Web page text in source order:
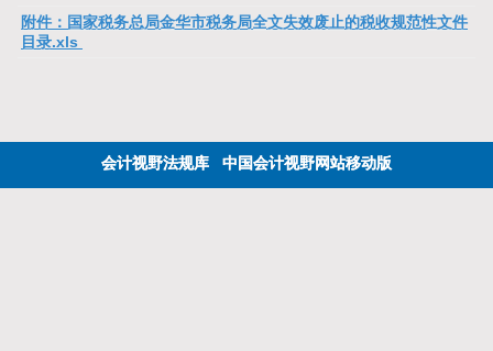
附件：国家税务总局金华市税务局全文失效废止的税收规范性文件
目录.xls
会计视野法规库 中国会计视野网站移动版